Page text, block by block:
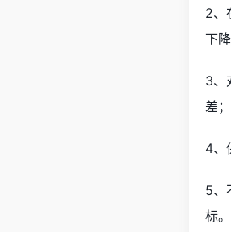
2、
下
3、
差
4、
5、
标。